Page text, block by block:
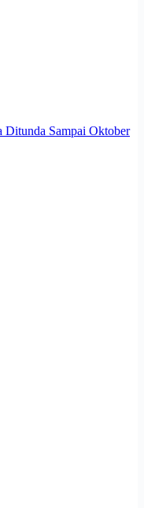
Ditunda Sampai Oktober